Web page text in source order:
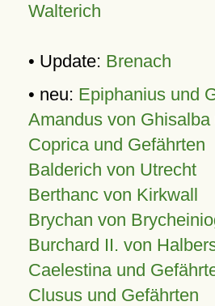
Walterich
• Update: Brenach
• neu: Epiphanius und
Amandus von
Coprica und Gefährten
Balderich von Utrecht
Berthanc von Kirkwall
Brychan von
Burchard II. von
Caelestina und
Clusus und Gefährten